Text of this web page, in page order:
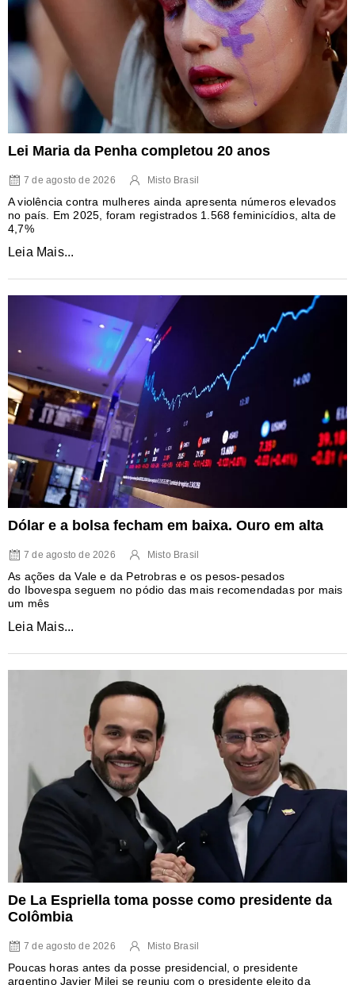
Lei Maria da Penha completou 20 anos
7 de agosto de 2026 Misto Brasil
A violência contra mulheres ainda apresenta números elevados
no país. Em 2025, foram registrados 1.568 feminicídios, alta de
4,7%
Leia Mais...
Dólar e a bolsa fecham em baixa. Ouro em alta
7 de agosto de 2026 Misto Brasil
As ações da Vale e da Petrobras e os pesos-pesados
do Ibovespa seguem no pódio das mais recomendadas por mais
um mês
Leia Mais...
De La Espriella toma posse como presidente da
Colômbia
7 de agosto de 2026 Misto Brasil
Poucas horas antes da posse presidencial, o presidente
argentino Javier Milei se reuniu com o presidente eleito da